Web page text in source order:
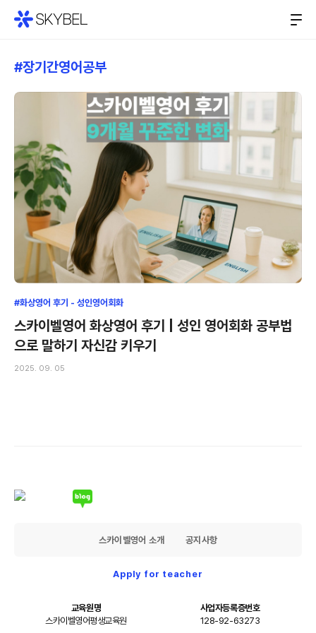
#장기간영어공부
#화상영어 후기 - 성인영어회화
스카이벨영어 화상영어 후기 | 성인 영어회화 공부법
으로 말하기 자신감 키우기
2025. 09. 05
스카이벨영어 소개 공지사항
Apply for teacher
교육원명
스카이벨영어평생교육원
사업자등록증번호
128-92-63273